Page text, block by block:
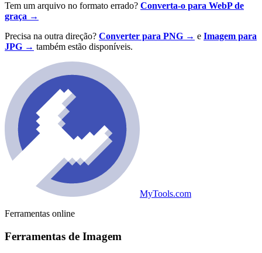
Tem um arquivo no formato errado? Converta-o para WebP de
graça →
Precisa na outra direção? Converter para PNG → e Imagem para
JPG → também estão disponíveis.
MyTools.com
Ferramentas online
Ferramentas de Imagem